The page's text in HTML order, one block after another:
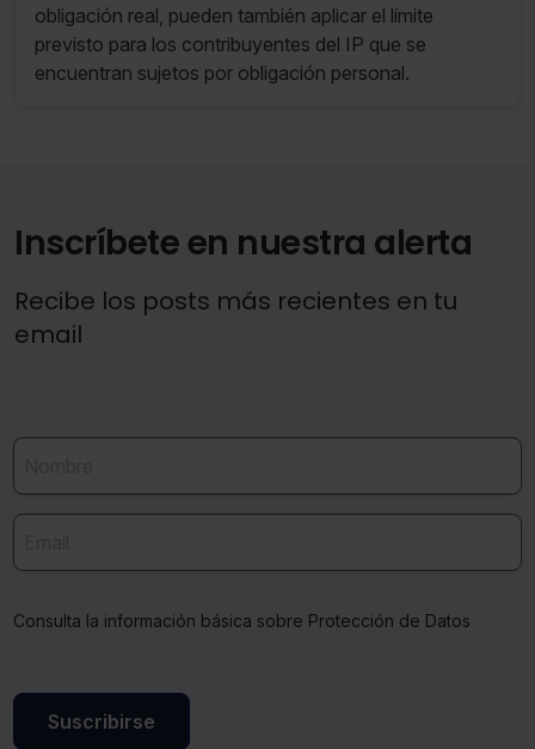
obligación real, pueden también aplicar el límite
previsto para los contribuyentes del IP que se
encuentran sujetos por obligación personal.
Inscríbete en nuestra alerta
Recibe los posts más recientes en tu
email
Consulta la información básica sobre Protección de Datos
Suscribirse